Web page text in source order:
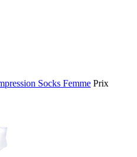
Socks Femme Prix